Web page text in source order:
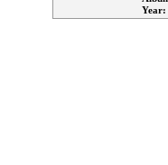
Year: